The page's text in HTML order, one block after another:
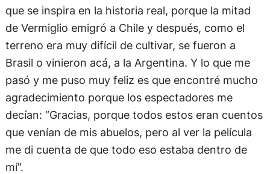
que se inspira en la historia real, porque la mitad
de Vermiglio emigró a Chile y después, como el
terreno era muy difícil de cultivar, se fueron a
Brasil o vinieron acá, a la Argentina. Y lo que me
pasó y me puso muy feliz es que encontré mucho
agradecimiento porque los espectadores me
decían: “Gracias, porque todos estos eran cuentos
que venían de mis abuelos, pero al ver la película
me di cuenta de que todo eso estaba dentro de
mí”.